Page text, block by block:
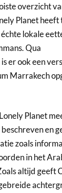
overzicht
Planet heeft
lokale
Qua
er ook een
Marrakech
Planet
en
zoals
in het
altijd geeft